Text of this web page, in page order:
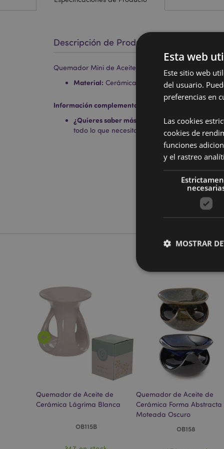
Descripción de Producto
Quemador Mini de Aceite de Cerámica Rayas
Material: Cerámica
Información complementaria:
¿Quieres saber más acerca de los métodos de
todo lo que necesitas saber en laguía de
Quemador de Aceite de
Cerámica Lágrima Blanca
OB115B
Quemador de Aceite de
Cerámica Forma Abstracta
Moteada Oscuro
OB158
Esta web
Este sitio web
del usuario.
preferencias en
Las cookies
cookies de
funciones
y el rastreo
MOSTRAR
Las cookies
gestión de la cuenta.
Nombre
_GRECAPTCHA
invalidation